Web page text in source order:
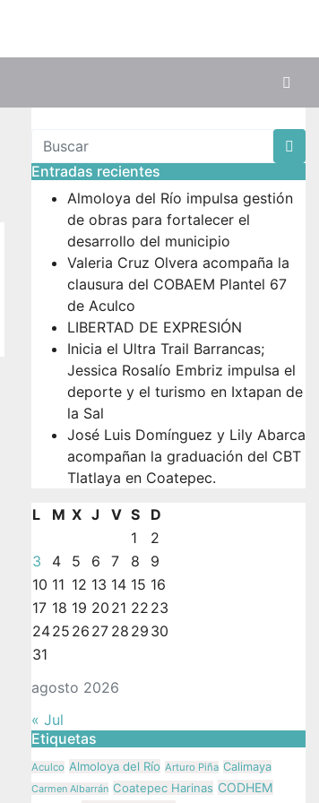
Entradas recientes
Almoloya del Río impulsa gestión
de obras para fortalecer el
desarrollo del municipio
Valeria Cruz Olvera acompaña la
clausura del COBAEM Plantel 67
de Aculco
LIBERTAD DE EXPRESIÓN
Inicia el Ultra Trail Barrancas;
Jessica Rosalío Embriz impulsa el
deporte y el turismo en Ixtapan de
la Sal
José Luis Domínguez y Lily Abarca
acompañan la graduación del CBT
Tlatlaya en Coatepec.
agosto 2026
L M X J V S
D
1
2
3
4 5 6 7 8
9
10 11 12 13 14 15 16
17 18 19 20 21 22 23
2425 26 27 28 29 30
31
« Jul
Etiquetas
Aculco Almoloya del Río Arturo Piña Calimaya
Carmen Albarrán Coatepec Harinas CODHEM